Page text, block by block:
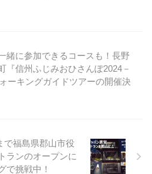
緒に参加できるコースも！長野
『信州ふじみおひさんぽ2024－
ーキングガイドツアーの開催決
で福島県郡山市役
ランのオープンに
で挑戦中！